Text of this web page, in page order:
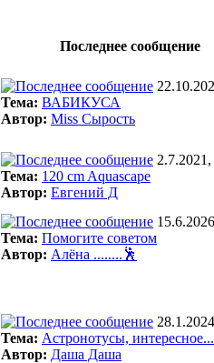
Последнее сообщение
Тема: ВАБИКУСА
Автор: Miss Сырость
2.7.2021,
Тема: 120 cm Aquascape
Автор: Евгений Д
Тема: Помогите советом
Автор: Алёна ........🕺
Тема: Астронотусы, интересное...
Автор: Даша Даша